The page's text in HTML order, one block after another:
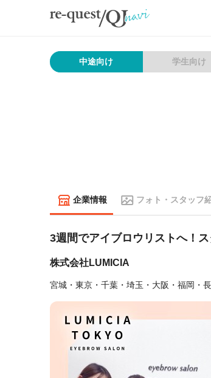
中途向け 学生向け
企業情報 フォト・スタッフ
3週間でアイブロウリストへ！
株式会社LUMICIA
宮城・東京・千葉・埼玉・大阪・福岡・